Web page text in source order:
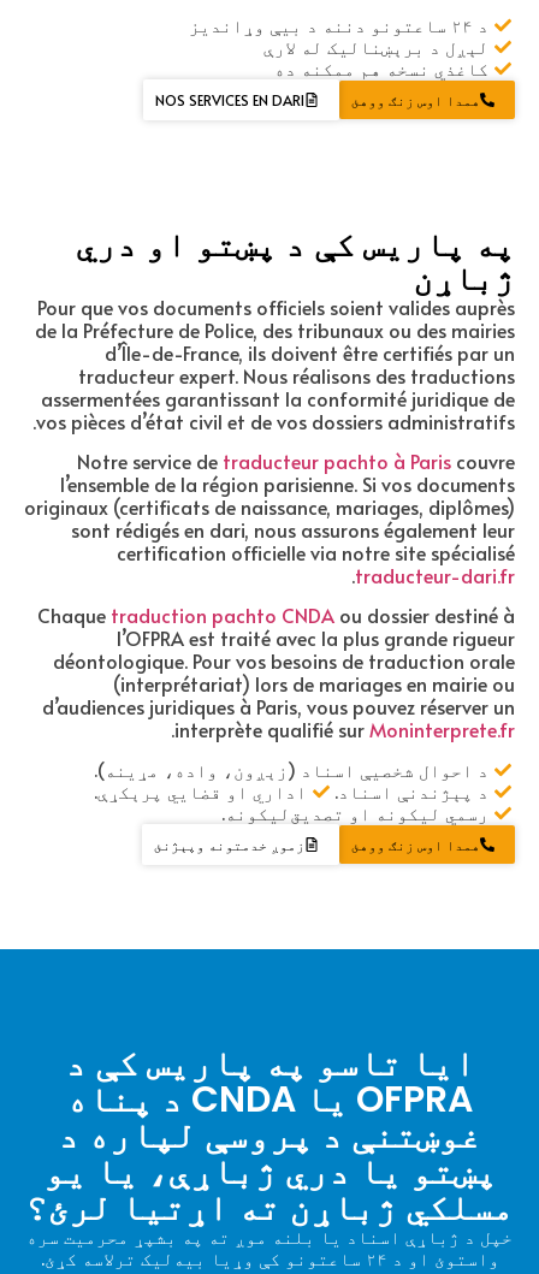
د ۲۴ ساعتونو دننه د بیې وړاندیز
لېږل د برېښنالیک له لارې
کاغذي نسخه هم ممکنه ده
همدا اوس زنګ ووهئ NOS SERVICES EN DARI
په پاریس کې د پښتو او دري
ژباړن
Pour que vos documents officiels soient valides auprès
de la Préfecture de Police, des tribunaux ou des mairies
d’Île-de-France, ils doivent être certifiés par un
traducteur expert. Nous réalisons des traductions
assermentées garantissant la conformité juridique de
vos pièces d’état civil et de vos dossiers administratifs.
Notre service detraducteur pachto à Pariscouvre
l’ensemble de la région parisienne. Si vos documents
originaux (certificats de naissance, mariages, diplômes)
sont rédigés en dari, nous assurons également leur
certification officielle via notre site spécialisé
traducteur-dari.fr
.
Chaquetraduction pachto CNDAou dossier destiné à
l’OFPRA est traité avec la plus grande rigueur
déontologique. Pour vos besoins de traduction orale
(interprétariat) lors de mariages en mairie ou
d’audiences juridiques à Paris, vous pouvez réserver un
interprète qualifié surMoninterprete.fr
.
د احوال شخصیې اسناد (زېږون، واده، مړینه).
د پېژندنې اسناد.
اداري او قضايي پرېکړې.
رسمي لیکونه او تصدیق‌لیکونه.
همدا اوس زنګ ووهئ زموږ خدمتونه وپېژنئ
ایا تاسو په پاریس کې د
OFPRA یا CNDA د پناه
غوښتنې د پروسې لپاره د
پښتو یا دري ژباړې، یا یو
مسلکي ژباړن ته اړتیا لرئ؟
خپل د ژباړې اسناد یا بلنه موږ ته په بشپړ محرمیت سره
واستوئ او د ۲۴ ساعتونو کې وړیا بیه‌لیک ترلاسه کړئ.